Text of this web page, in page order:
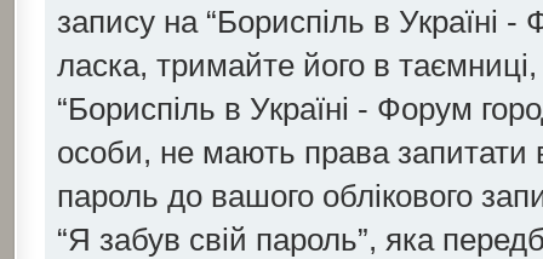
запису на “Бориспіль в Україні
ласка, тримайте його в
“Бориспіль в Україні - Форум
особи, не мають права
пароль до вашого облікового
“Я забув свій пароль”, яка